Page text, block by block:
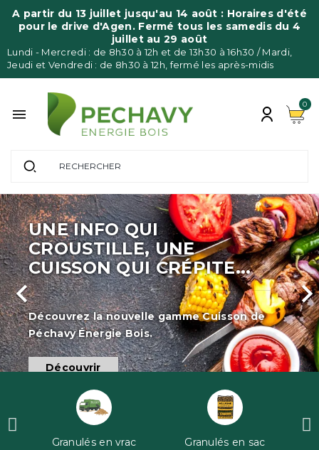
A partir du 13 juillet jusqu'au 14 août : Horaires d'été
pour le drive d'Agen. Fermé tous les samedis du 4
juillet au 29 août
Lundi - Mercredi : de 8h30 à 12h et de 13h30 à 16h30 / Mardi,
Jeudi et Vendredi : de 8h30 à 12h, fermé les après-midis

0
Cuisson de
COMMANDEZ
GRANULÉS
VRAC
Je commande

Précédent
Granulés en vrac Granulés en sac